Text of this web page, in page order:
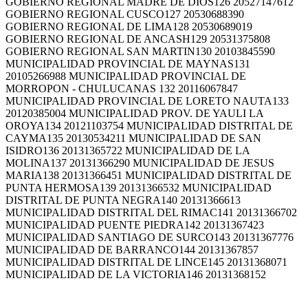
GOBIERNO REGIONAL CUSCO127 20530688390
GOBIERNO REGIONAL DE LIMA128 20530689019
GOBIERNO REGIONAL DE ANCASH129 20531375808
GOBIERNO REGIONAL SAN MARTIN130 20103845590
MUNICIPALIDAD PROVINCIAL DE MAYNAS131
20105266988 MUNICIPALIDAD PROVINCIAL DE
MORROPON - CHULUCANAS 132 20116067847
MUNICIPALIDAD PROVINCIAL DE LORETO NAUTA133
20120385004 MUNICIPALIDAD PROV. DE YAULI LA
OROYA134 20121103754 MUNICIPALIDAD DISTRITAL DE
CAYMA135 20130534211 MUNICIPALIDAD DE SAN
ISIDRO136 20131365722 MUNICIPALIDAD DE LA
MOLINA137 20131366290 MUNICIPALIDAD DE JESUS
MARIA138 20131366451 MUNICIPALIDAD DISTRITAL DE
PUNTA HERMOSA139 20131366532 MUNICIPALIDAD
DISTRITAL DE PUNTA NEGRA140 20131366613
MUNICIPALIDAD DISTRITAL DEL RIMAC141 20131366702
MUNICIPALIDAD PUENTE PIEDRA142 20131367423
MUNICIPALIDAD SANTIAGO DE SURCO143 20131367776
MUNICIPALIDAD DE BARRANCO144 20131367857
MUNICIPALIDAD DISTRITAL DE LINCE145 20131368071
MUNICIPALIDAD DE LA VICTORIA146 20131368152